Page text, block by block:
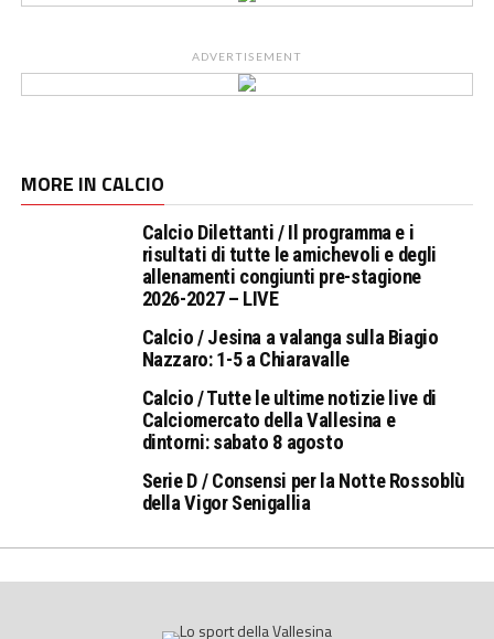
ADVERTISEMENT
MORE IN CALCIO
Calcio Dilettanti / Il programma e i
risultati di tutte le amichevoli e degli
allenamenti congiunti pre-stagione
2026-2027 – LIVE
Calcio / Jesina a valanga sulla Biagio
Nazzaro: 1-5 a Chiaravalle
Calcio / Tutte le ultime notizie live di
Calciomercato della Vallesina e
dintorni: sabato 8 agosto
Serie D / Consensi per la Notte Rossoblù
della Vigor Senigallia